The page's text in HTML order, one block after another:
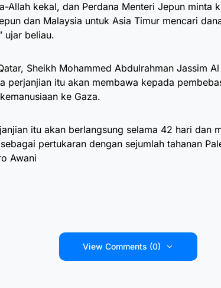
Allah kekal, dan Perdana Menteri Jepun minta
dan Malaysia untuk Asia Timur mencari
ujar beliau.
Sheikh Mohammed Abdulrahman Jassim
perjanjian itu akan membawa kepada
ke Gaza.
itu akan berlangsung selama 42 hari dan
pertukaran dengan sejumlah tahanan
Awani
View Comments (0)